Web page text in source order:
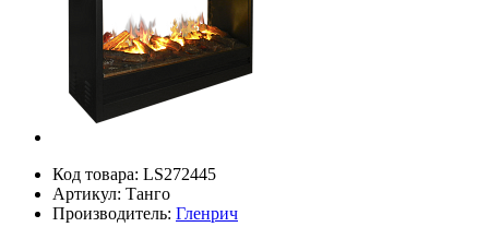
Код товара: LS272445
Артикул: Танго
Производитель: Гленрич